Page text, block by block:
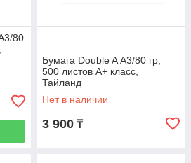
80
Бумага Double A А3/80 гр,
500 листов А+ класс,
Тайланд
Нет в наличии
3 900 ₸